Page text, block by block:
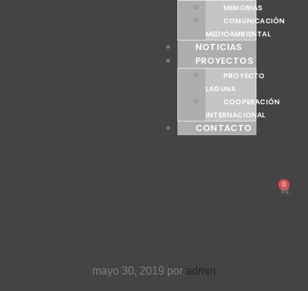
MEMORIAS
COMUNICACIÓN
MEDIOAMBIENTAL
NOTICIAS
PROYECTOS
PROYECTO
LAGUNA
COOPERACIÓN
INTERNACIONAL
CONTACTO
0
mayo 30, 2019 por admin